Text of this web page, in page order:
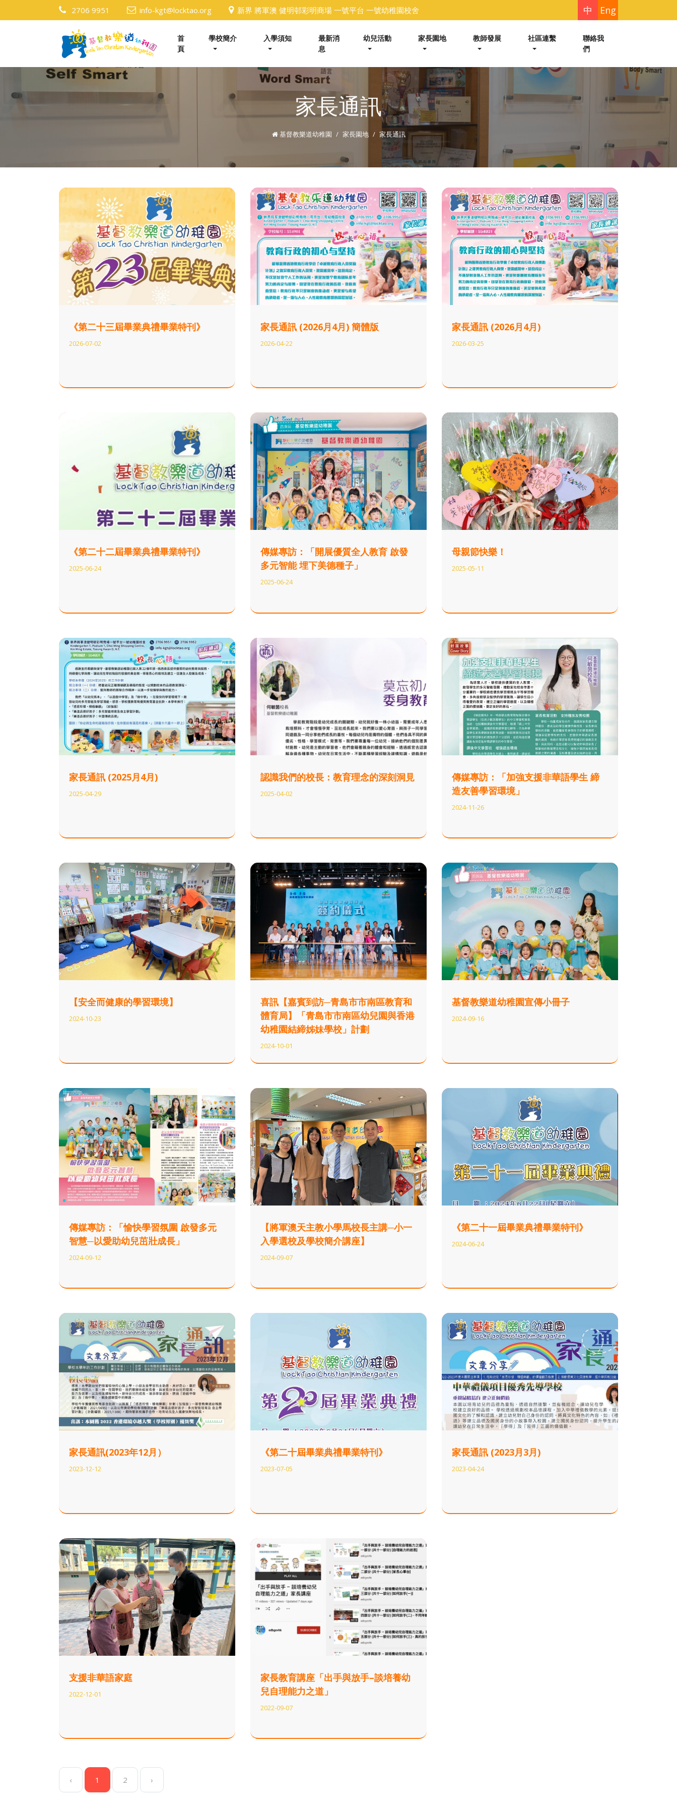
2706 9951 info-kgt@locktao.org 新界 將軍澳 健明邨彩明商場 一號平台 一號幼稚園校舍 中 Eng
首
頁
學校簡介 入學須知
最新消
息
幼兒活動 家長園地 教師發展 社區連繫
聯絡我
們
家長通訊
基督教樂道幼稚園 家長園地 家長通訊
《第二十三屆畢業典禮畢業特刊》
2026-07-02
家長通訊 (2026月4月) 簡體版
2026-04-22
家長通訊 (2026月4月)
2026-03-25
《第二十二屆畢業典禮畢業特刊》
2025-06-24
傳媒專訪：「開展優質全人教育 啟發
多元智能 埋下美德種子」
2025-06-24
母親節快樂！
2025-05-11
家長通訊 (2025月4月)
2025-04-29
認識我們的校長：教育理念的深刻洞見
2025-04-02
傳媒專訪：「加強支援非華語學生 締
造友善學習環境」
2024-11-26
【安全而健康的學習環境】
2024-10-23
喜訊【嘉賓到訪─青島市市南區教育和
體育局】「青島市市南區幼兒園與香港
幼稚園結締姊妹學校」計劃
2024-10-01
基督教樂道幼稚園宣傳小冊子
2024-09-16
傳媒專訪：「愉快學習氛圍 啟發多元
智慧─以愛助幼兒茁壯成長」
2024-09-12
【將軍澳天主教小學馬校長主講─小一
入學選校及學校簡介講座】
2024-09-07
《第二十一屆畢業典禮畢業特刊》
2024-06-24
家長通訊(2023年12月）
2023-12-12
《第二十屆畢業典禮畢業特刊》
2023-07-05
家長通訊 (2023月3月)
2023-04-24
支援非華語家庭
2022-12-01
家長教育講座「出手與放手–談培養幼
兒自理能力之道」
2022-09-07
‹ 1 2 ›